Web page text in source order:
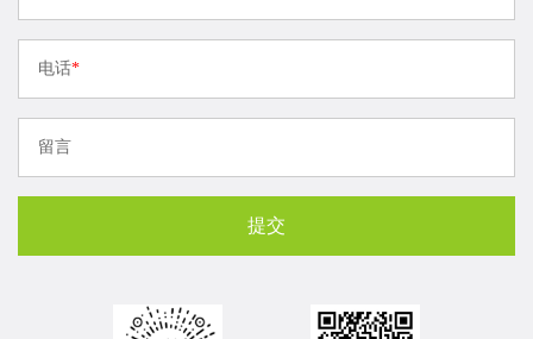
电话*
留言